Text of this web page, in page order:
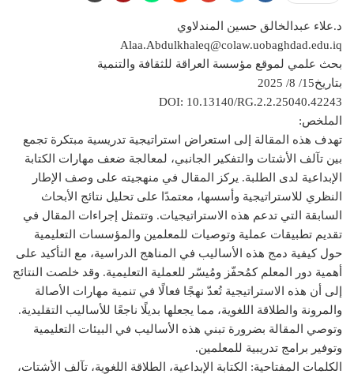
د.علاء عبدالخالق حسين المندلاوي
Alaa.Abdulkhaleq@colaw.uobaghdad.edu.iq
بحث علمي لموقع مؤسسة العراقة للثقافة والتنمية
بتاريخ15/ 8/ 2025
DOI: 10.13140/RG.2.2.25040.42243
الملخص:
تهدف هذه المقالة إلى استعراض استراتيجية تدريسية مبتكرة تجمع
بين تآلف الأشتات والتفكير الجانبي، لمعالجة ضعف مهارات الكتابة
الإبداعية لدى الطلبة. يركز المقال في منهجيته على وصف الإطار
النظري للاستراتيجية وأسسها، معتمدًا على تحليل نتائج الأبحاث
السابقة التي تدعم هذه الاستراتيجيات. وتتمثل إجراءات المقال في
تقديم تطبيقات عملية وتوصيات للمعلمين والمؤسسات التعليمية
حول كيفية دمج هذه الأساليب في المناهج الدراسية، مع التأكيد على
أهمية دور المعلم كمُحفّز ومُيسّر للعملية التعليمية. وقد خلصت النتائج
إلى أن هذه الاستراتيجية تُعدّ نهجًا فعالًا في تنمية مهارات الأصالة
والمرونة والطلاقة اللغوية، مما يجعلها بديلًا ناجعًا للأساليب التقليدية.
وتوصي المقالة بضرورة تبني هذه الأساليب في البيئات التعليمية
وتوفير برامج تدريبية للمعلمين.
الكلمات المفتاحية: الكتابة الإبداعية، الطلاقة اللغوية، تآلف الأشتات،